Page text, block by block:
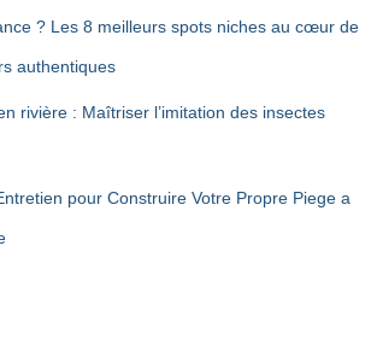
? Les 8 meilleurs spots niches au cœur de
authentiques
rivière : Maîtriser l’imitation des insectes
pour Construire Votre Propre Piege a